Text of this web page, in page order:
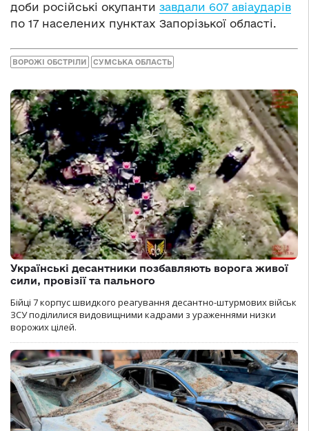
доби російські окупанти завдали 607 авіаударів
по 17 населених пунктах Запорізької області.
ВОРОЖІ ОБСТРІЛИ СУМСЬКА ОБЛАСТЬ
Українські десантники позбавляють ворога живої
сили, провізії та пального
Бійці 7 корпус швидкого реагування десантно-штурмових військ
ЗСУ поділилися видовищними кадрами з ураженнями низки
ворожих цілей.